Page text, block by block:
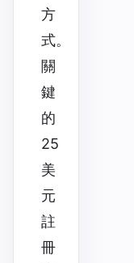
方
式。
關
鍵
的
25
美
元
註
冊